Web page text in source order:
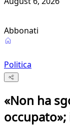
Abbonati
Politica
«Non ha